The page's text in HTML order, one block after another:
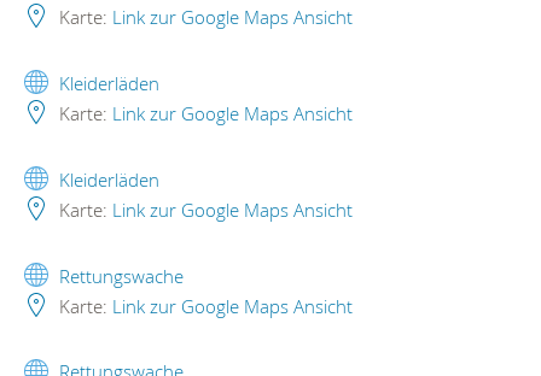
Karte: Link zur Google Maps Ansicht
Kleiderläden
Karte: Link zur Google Maps Ansicht
Kleiderläden
Karte: Link zur Google Maps Ansicht
Rettungswache
Karte: Link zur Google Maps Ansicht